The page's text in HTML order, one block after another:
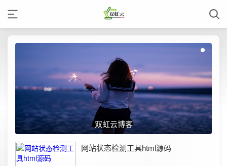
双虹云博客
网站状态检测工具html源码